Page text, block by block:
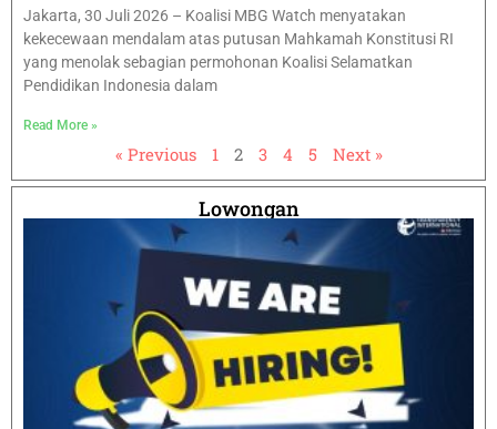
Jakarta, 30 Juli 2026 – Koalisi MBG Watch menyatakan
kekecewaan mendalam atas putusan Mahkamah Konstitusi RI
yang menolak sebagian permohonan Koalisi Selamatkan
Pendidikan Indonesia dalam
Read More »
« Previous 1 2 3 4 5 Next »
Lowongan